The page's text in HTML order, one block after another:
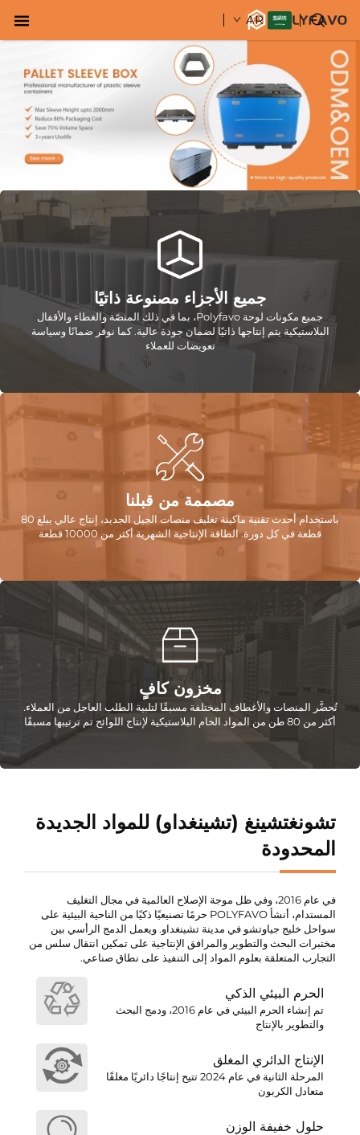
AR
جميع الأجزاء مصنوعة ذاتيًا
جميع مكونات لوحة Polyfavo، بما في ذلك المنصّة والغطاء والأقفال
البلاستيكية يتم إنتاجها ذاتيًا لضمان جودة عالية. كما نوفر ضمانًا وسياسة
تعويضات للعملاء
مصممة من قبلنا
باستخدام أحدث تقنية ماكينة تغليف منصات الجيل الجديد، إنتاج عالي يبلغ 80
قطعة في كل دورة. الطاقة الإنتاجية الشهرية أكثر من 10000 قطعة
مخزون كافٍ
تُحضَّر المنصات والأغطاف المختلفة مسبقًا لتلبية الطلب العاجل من العملاء.
أكثر من 80 طن من المواد الخام البلاستيكية لإنتاج اللوائح تم ترتيبها مسبقًا
تشونغتشينغ (تشينغداو) للمواد الجديدة
المحدودة
في عام 2016، وفي ظل موجة الإصلاح العالمية في مجال التغليف
المستدام، أنشأ POLYFAVO حرمًا تصنيعيًا ذكيًا من الناحية البيئية على
سواحل خليج جياوتشو في مدينة تشينغداو. ويعمل الدمج الرأسي بين
مختبرات البحث والتطوير والمرافق الإنتاجية على تمكين انتقال سلس من
التجارب المتعلقة بعلوم المواد إلى التنفيذ على نطاق صناعي.
الحرم البيئي الذكي
تم إنشاء الحرم البيئي في عام 2016، ودمج البحث
والتطوير بالإنتاج
الإنتاج الدائري المغلق
المرحلة الثانية في عام 2024 تتيح إنتاجًا دائريًا مغلقًا
متعادل الكربون
حلول خفيفة الوزن